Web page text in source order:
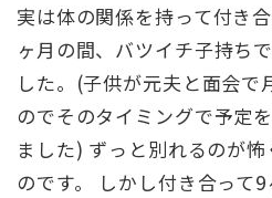
実は体の関係を持って付き
ヶ月の間、バツイチ子持ち
した。(子供が元夫と面会で
のでそのタイミングで予定
ました) ずっと別れるのが
のです。 しかし付き合って